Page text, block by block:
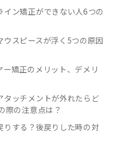
ン矯正ができない人6つの
ウスピースが浮く5つの原因
矯正のメリット、デメリ
タッチメントが外れたらど
際の注意点は？
りする？後戻りした時の対